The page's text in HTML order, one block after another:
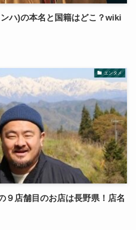
ンハ)の本名と国籍はどこ？wiki
エンタメ
９店舗目のお店は長野県！店名